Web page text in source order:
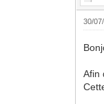
30/
Afin